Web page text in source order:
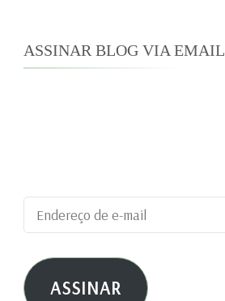
ASSINAR BLOG VIA EMAIL
Endereço
de
e-
ASSINAR